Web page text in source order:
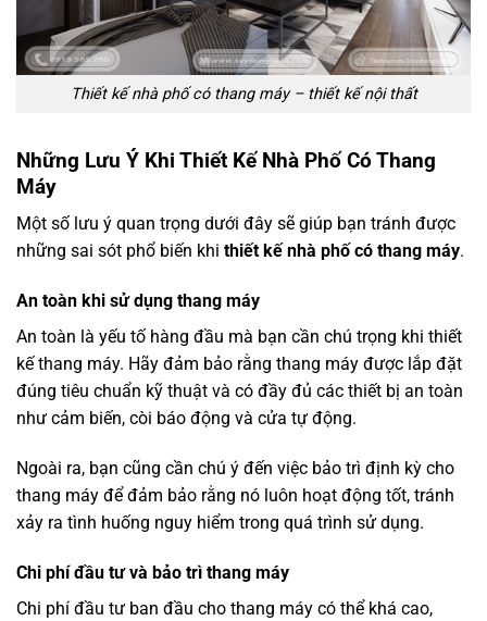
Thiết kế nhà phố có thang máy – thiết kế nội thất
Những Lưu Ý Khi Thiết Kế Nhà Phố Có Thang
Máy
Một số lưu ý quan trọng dưới đây sẽ giúp bạn tránh được
những sai sót phổ biến khi thiết kế nhà phố có thang máy.
An toàn khi sử dụng thang máy
An toàn là yếu tố hàng đầu mà bạn cần chú trọng khi thiết
kế thang máy. Hãy đảm bảo rằng thang máy được lắp đặt
đúng tiêu chuẩn kỹ thuật và có đầy đủ các thiết bị an toàn
như cảm biến, còi báo động và cửa tự động.
Ngoài ra, bạn cũng cần chú ý đến việc bảo trì định kỳ cho
thang máy để đảm bảo rằng nó luôn hoạt động tốt, tránh
xảy ra tình huống nguy hiểm trong quá trình sử dụng.
Chi phí đầu tư và bảo trì thang máy
Chi phí đầu tư ban đầu cho thang máy có thể khá cao,